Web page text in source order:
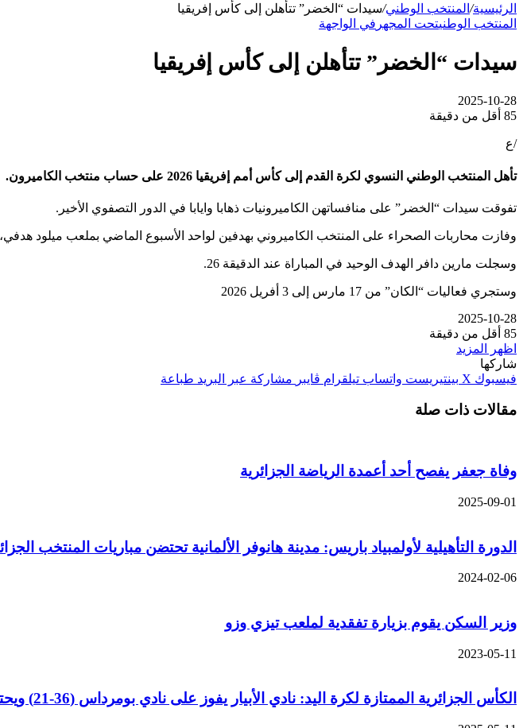
الرئيسية/ المنتخب الوطني/سيدات “الخضر” تتأهلن إلى كأس إفريقيا
المنتخب الوطنيتحت المجهر في الواجهة
سيدات “الخضر” تتأهلن إلى كأس إفريقيا
2025-10-28
85 أقل من دقيقة
/ع
تأهل المنتخب الوطني النسوي لكرة القدم إلى كأس أمم إفريقيا 2026 على حساب منتخب الكاميرون.
تفوقت سيدات “الخضر” على منافساتهن الكاميرونيات ذهابا وايابا في الدور التصفوي الأخير.
وفازت محاربات الصحراء على المنتخب الكاميروني بهدفين لواحد الأسبوع الماضي بملعب ميلود
وسجلت مارين دافر الهدف الوحيد في المباراة عند الدقيقة 26.
وستجري فعاليات “الكان” من 17 مارس إلى 3 أفريل 2026
2025-10-28
85 أقل من دقيقة
اظهر المزيد
شاركها
فيسبوك ‫X بينتيريست واتساب تيلقرام ڤايبر مشاركة عبر البريد طباعة
مقالات ذات صلة
وفاة جعفر يفصح أحد أعمدة الرياضة الجزائرية
2025-09-01
الدورة التأهيلية لأولمبياد باريس: مدينة هانوفر الألمانية تحتضن مباريات المنتخب
2024-02-06
وزير السكن يقوم بزيارة تفقدية لملعب تيزي وزو
2023-05-11
الكأس الجزائرية الممتازة لكرة اليد: نادي الأبيار يفوز على نادي بومرداس (36-21) ويحتفظ باللقب